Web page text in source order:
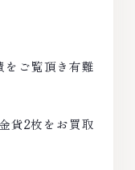
をご覧頂き有難
貨2枚をお買取